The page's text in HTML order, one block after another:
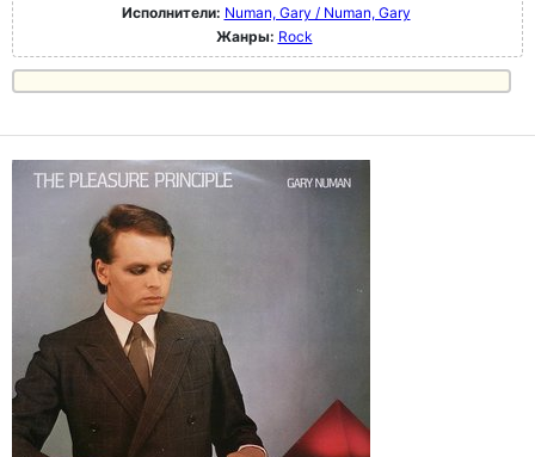
Исполнители: Numan, Gary / Numan, Gary
Жанры: Rock